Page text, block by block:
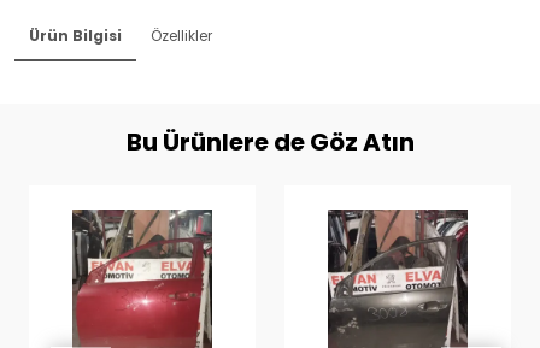
Ürün Bilgisi Özellikler
Bu Ürünlere de Göz Atın